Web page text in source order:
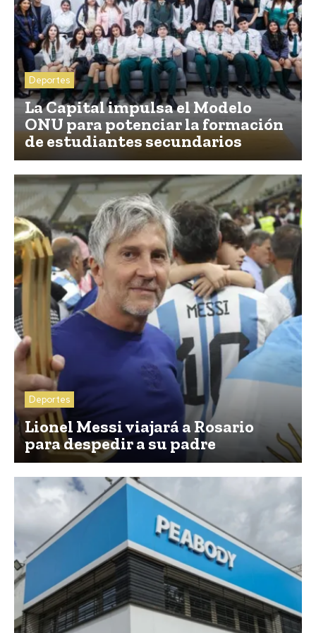
Deportes
La Capital impulsa el Modelo
ONU para potenciar la formación
de estudiantes secundarios
Deportes
Lionel Messi viajará a Rosario
para despedir a su padre